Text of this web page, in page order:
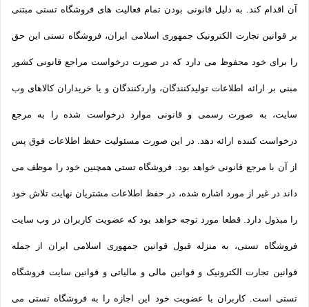
آن اقدام کند. به دلیل قانونی بودن تمام فعالیت های فروشگاه تستی مبتنی
بر قوانین تجارت الکترونیک جمهوری اسلامی ایران، فروشگاه تستی این حق
را برای خود محفوظ می دارد که در صورت درخواست مراجع قانونی کشور
مبنی بر ارائه اطلاعات تولیدکنندگان، واردکنندگان و یا خریداران کالاهای وب
سایت، به صورت رسمی و قانونی موارد درخواست شده را به مرجع
درخواست کننده ارائه دهد. در این صورت مسئولیت حفظ اطلاعات فوق پس
از آن با مرجع قانونی خواهد بود. فروشگاه تستی همچنین خود را موظف می
داند در غیر از مورد اشاره شده، در حفظ اطلاعات مشتریان نهایت تلاش خود
را مبذول دارد. قطعا مورد توجه خواهد بود که عضویت کاربران در وب سایت
فروشگاه تستی، به منزله قبول قوانین جمهوری اسلامی ایران از جمله
قوانین تجارت الکترونیک و قوانین مالی و مالیاتی و قوانین سایت فروشگاه
تستی است. کاربران با عضویت خود این اجازه را به فروشگاه تستی می